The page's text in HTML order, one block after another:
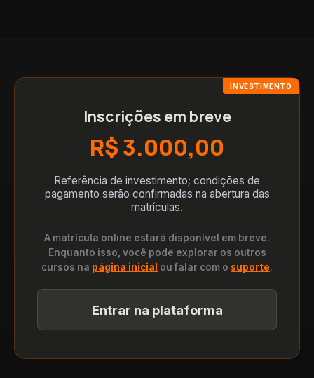
INVESTIMENTO
Inscrições em breve
R$ 3.000,00
Referência de investimento; condições de
pagamento serão confirmadas na abertura das
matrículas.
A matrícula online estará disponível em breve.
Enquanto isso, você pode explorar os outros
cursos na página inicial ou falar com o suporte.
Entrar na plataforma